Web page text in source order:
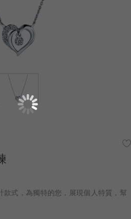
式，為獨特的您，展現個人特質，幫